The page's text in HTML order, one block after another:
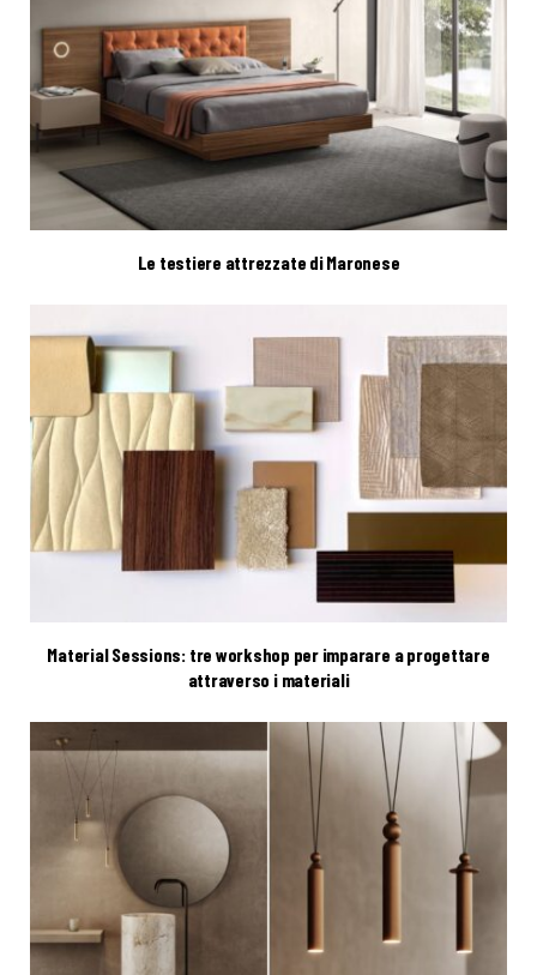
Le testiere attrezzate di Maronese
Material Sessions: tre workshop per imparare a progettare
attraverso i materiali